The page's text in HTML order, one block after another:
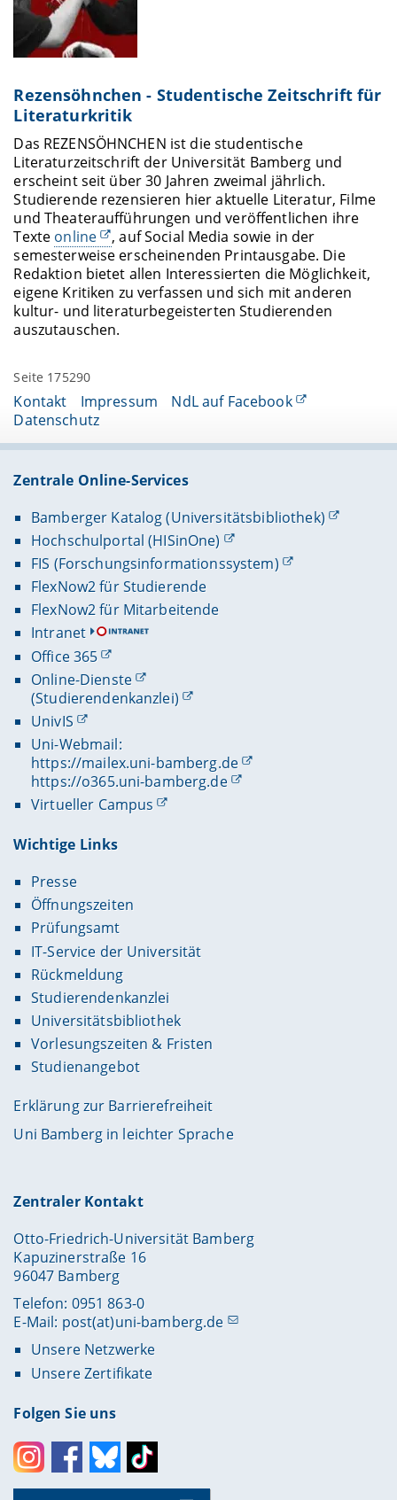
Rezensöhnchen - Studentische Zeitschrift für
Literaturkritik
Das REZENSÖHNCHEN ist die studentische
Literaturzeitschrift der Universität Bamberg und
erscheint seit über 30 Jahren zweimal jährlich.
Studierende rezensieren hier aktuelle Literatur, Filme
und Theateraufführungen und veröffentlichen ihre
Texte online
, auf Social Media sowie in der
semesterweise erscheinenden Printausgabe. Die
Redaktion bietet allen Interessierten die Möglichkeit,
eigene Kritiken zu verfassen und sich mit anderen
kultur- und literaturbegeisterten Studierenden
auszutauschen.
Seite 175290
Kontakt Impressum
NdL auf Facebook
Datenschutz
Zentrale Online-Services
Bamberger Katalog (Universitätsbibliothek)
Hochschulportal (HISinOne)
FIS (Forschungsinformationssystem)
FlexNow2 für Studierende
FlexNow2 für Mitarbeitende
Intranet
Office 365
Online-Dienste
(Studierendenkanzlei)
UnivIS
Uni-Webmail:
https://mailex.uni-bamberg.de
https://o365.uni-bamberg.de
Virtueller Campus
Wichtige Links
Presse
Öffnungszeiten
Prüfungsamt
IT-Service der Universität
Rückmeldung
Studierendenkanzlei
Universitätsbibliothek
Vorlesungszeiten & Fristen
Studienangebot
Erklärung zur Barrierefreiheit
Uni Bamberg in leichter Sprache
Zentraler Kontakt
Otto-Friedrich-Universität Bamberg
Kapuzinerstraße 16
96047 Bamberg
Telefon: 0951 863-0
E-Mail: post(at)uni-bamberg.de
Unsere Netzwerke
Unsere Zertifikate
Folgen Sie uns
InstagramFacebookBlueskyToktok